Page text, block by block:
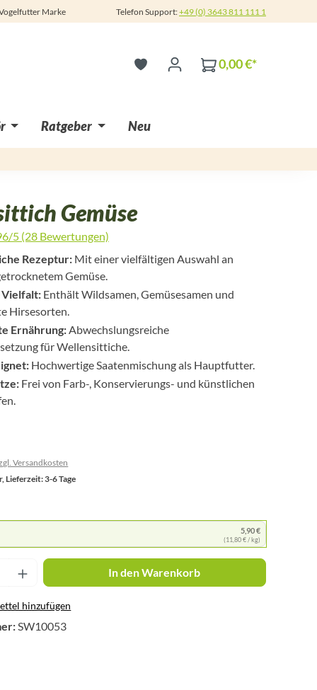
Marke Telefon Support:+49 (0) 3643 811 111 1
0,00 €*
Ratgeber Neu
Gemüse
von 5 Sternen
5 (28 Bewertungen)
Rezeptur: Mit einer vielfältigen Auswahl an
Gemüse.
Enthält Wildsamen, Gemüsesamen und
Hirsesorten.
Ernährung:Abwechslungsreiche
für Wellensittiche.
Hochwertige Saatenmischung als Hauptfutter.
Frei von Farb-, Konservierungs- und künstlichen
Versandkosten
Lieferzeit: 3-6 Tage
5,90 €
(11,80 € / kg)
Gib den gewünschten Wert ein
In den Warenkorb
hinzufügen
SW10053